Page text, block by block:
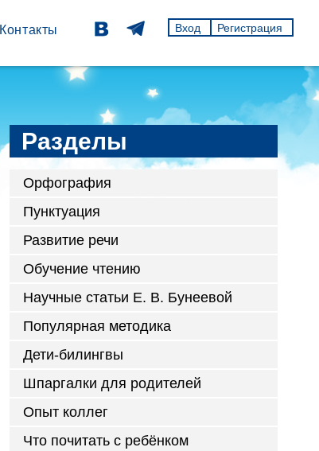
Контакты Вход Регистрация
Разделы
Орфография
Пунктуация
Развитие речи
Обучение чтению
Научные статьи Е. В. Бунеевой
Популярная методика
Дети-билингвы
Шпаргалки для родителей
Опыт коллег
Что почитать с ребёнком